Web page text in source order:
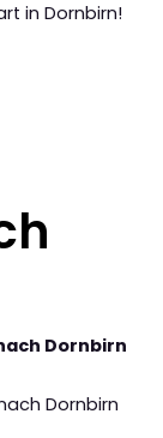
in Dornbirn!
Dornbirn
Dornbirn